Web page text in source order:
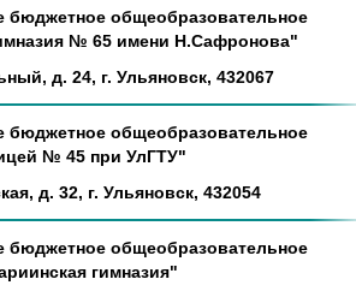
бюджетное общеобразовательное
№ 65 имени Н.Сафронова"
д. 24, г. Ульяновск, 432067
бюджетное общеобразовательное
№ 45 при УлГТУ"
д. 32, г. Ульяновск, 432054
бюджетное общеобразовательное
гимназия"